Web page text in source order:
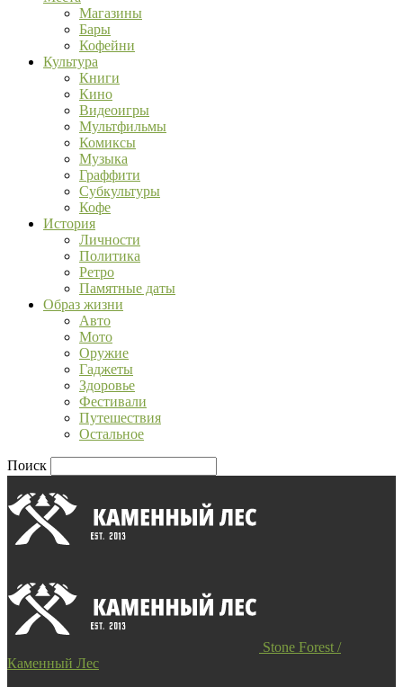
Магазины
Бары
Кофейни
Культура
Книги
Кино
Видеоигры
Мультфильмы
Комиксы
Музыка
Граффити
Субкультуры
Кофе
История
Личности
Политика
Ретро
Памятные даты
Образ жизни
Авто
Мото
Оружие
Гаджеты
Здоровье
Фестивали
Путешествия
Остальное
Поиск
Stone Forest /
Каменный Лес